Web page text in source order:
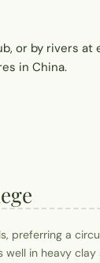
or by rivers at
in China.
preferring a
well in heavy clay